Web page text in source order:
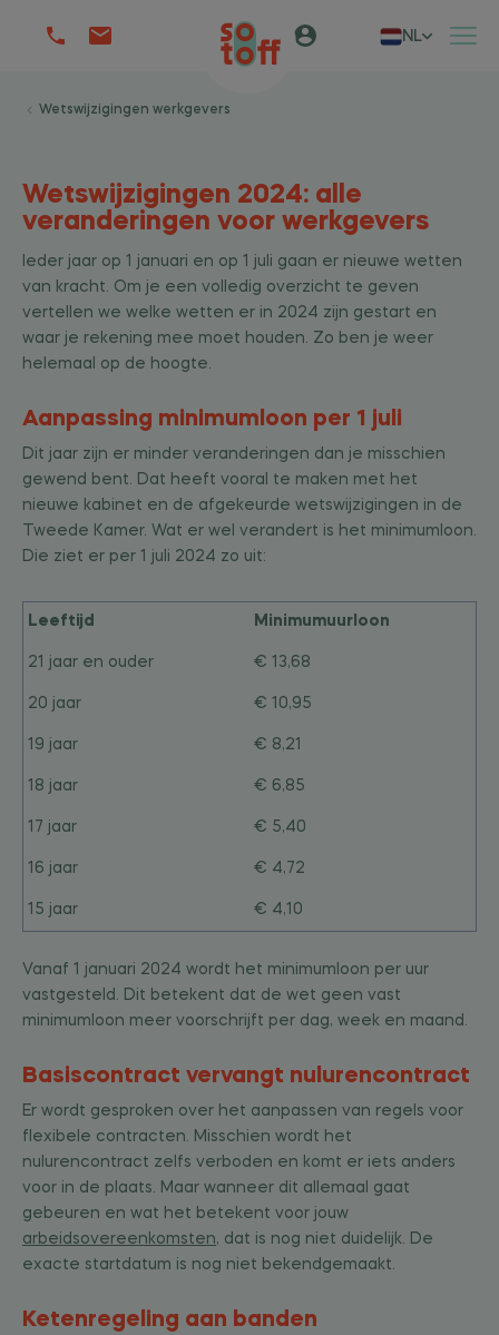
NL
Wetswijzigingen werkgevers
Wetswijzigingen 2024: alle
veranderingen voor werkgevers
Ieder jaar op 1 januari en op 1 juli gaan er nieuwe wetten
van kracht. Om je een volledig overzicht te geven
vertellen we welke wetten er in 2024 zijn gestart en
waar je rekening mee moet houden. Zo ben je weer
helemaal op de hoogte.
Aanpassing minimumloon per 1 juli
Dit jaar zijn er minder veranderingen dan je misschien
gewend bent. Dat heeft vooral te maken met het
nieuwe kabinet en de afgekeurde wetswijzigingen in de
Tweede Kamer. Wat er wel verandert is het minimumloon.
Die ziet er per 1 juli 2024 zo uit:
Leeftijd Minimumuurloon
21 jaar en ouder € 13,68
20 jaar € 10,95
19 jaar € 8,21
18 jaar € 6,85
17 jaar € 5,40
16 jaar € 4,72
15 jaar € 4,10
Vanaf 1 januari 2024 wordt het minimumloon per uur
vastgesteld. Dit betekent dat de wet geen vast
minimumloon meer voorschrijft per dag, week en maand.
Basiscontract vervangt nulurencontract
Er wordt gesproken over het aanpassen van regels voor
flexibele contracten. Misschien wordt het
nulurencontract zelfs verboden en komt er iets anders
voor in de plaats. Maar wanneer dit allemaal gaat
gebeuren en wat het betekent voor jouw
arbeidsovereenkomsten, dat is nog niet duidelijk. De
exacte startdatum is nog niet bekendgemaakt.
Ketenregeling aan banden